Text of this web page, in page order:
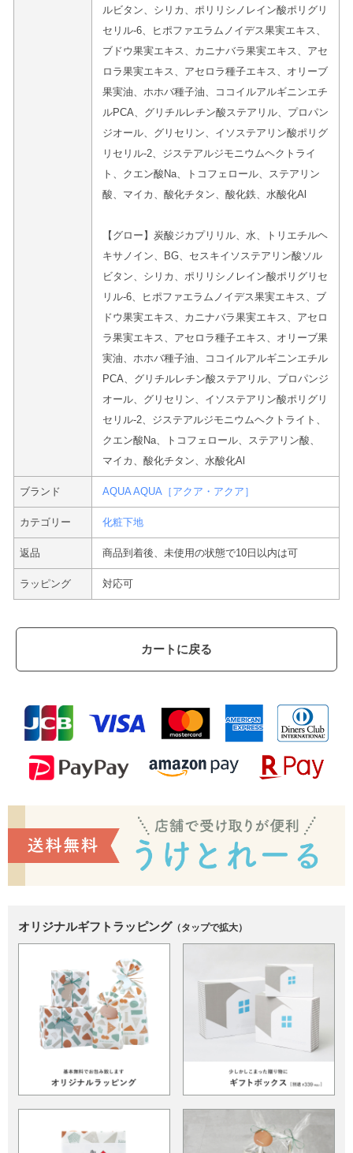
ルビタン、シリカ、ポリリシノレイン酸ポリグリ
セリル-6、ヒポファエラムノイデス果実エキス、
ブドウ果実エキス、カニナバラ果実エキス、アセ
ロラ果実エキス、アセロラ種子エキス、オリーブ
果実油、ホホバ種子油、ココイルアルギニンエチ
ルPCA、グリチルレチン酸ステアリル、プロパン
ジオール、グリセリン、イソステアリン酸ポリグ
リセリル-2、ジステアルジモニウムヘクトライ
ト、クエン酸Na、トコフェロール、ステアリン
酸、マイカ、酸化チタン、酸化鉄、水酸化Al
【グロー】炭酸ジカプリリル、水、トリエチルヘ
キサノイン、BG、セスキイソステアリン酸ソル
ビタン、シリカ、ポリリシノレイン酸ポリグリセ
リル-6、ヒポファエラムノイデス果実エキス、ブ
ドウ果実エキス、カニナバラ果実エキス、アセロ
ラ果実エキス、アセロラ種子エキス、オリーブ果
実油、ホホバ種子油、ココイルアルギニンエチル
PCA、グリチルレチン酸ステアリル、プロパンジ
オール、グリセリン、イソステアリン酸ポリグリ
セリル-2、ジステアルジモニウムヘクトライト、
クエン酸Na、トコフェロール、ステアリン酸、
マイカ、酸化チタン、水酸化Al
ブランド AQUA AQUA［アクア・アクア］
カテゴリー 化粧下地
返品 商品到着後、未使用の状態で10日以内は可
ラッピング 対応可
カートに戻る
オリジナルギフトラッピング （タップで拡大）